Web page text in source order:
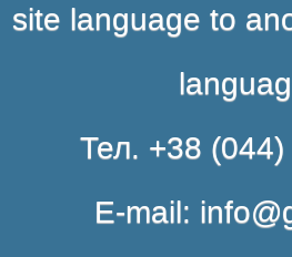
site language to
Тел. +38
E-mail: